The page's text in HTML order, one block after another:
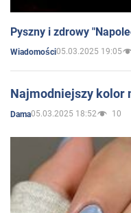
Pyszny i zdrowy
Wiadomości05.03.2025 19:05
Najmodniejszy kolor
Dama05.03.2025 18:52 10